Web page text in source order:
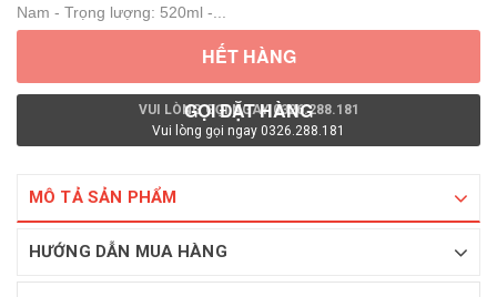
Nam - Trọng lượng: 520ml -...
HẾT HÀNG
VUI LÒNG GỌI NGAY 0326.288.181
GỌI ĐẶT HÀNG
Vui lòng gọi ngay 0326.288.181
MÔ TẢ SẢN PHẨM
HƯỚNG DẪN MUA HÀNG